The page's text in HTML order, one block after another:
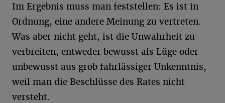
Im Ergebnis muss man feststellen: Es ist in
Ordnung, eine andere Meinung zu vertreten.
Was aber nicht geht, ist die Unwahrheit zu
verbreiten, entweder bewusst als Lüge oder
unbewusst aus grob fahrlässiger Unkenntnis,
weil man die Beschlüsse des Rates nicht
versteht.